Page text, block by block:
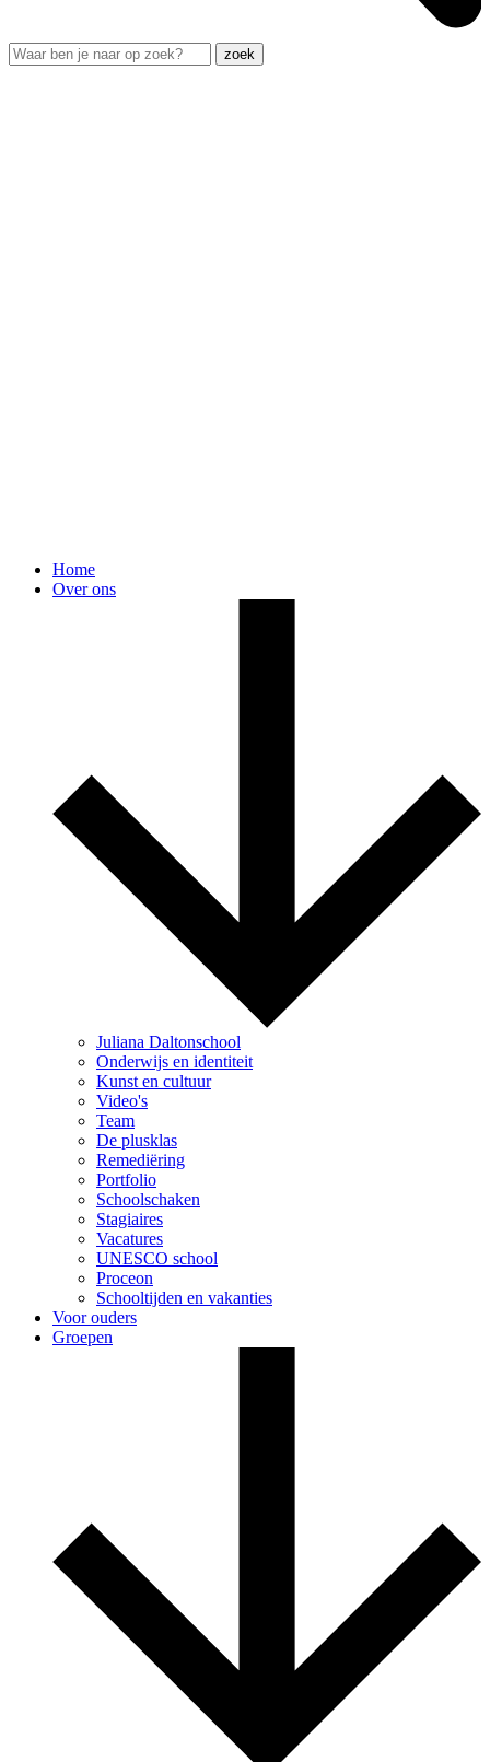
Home
Over ons
Juliana Daltonschool
Onderwijs en identiteit
Kunst en cultuur
Video's
Team
De plusklas
Remediëring
Portfolio
Schoolschaken
Stagiaires
Vacatures
UNESCO school
Proceon
Schooltijden en vakanties
Voor ouders
Groepen